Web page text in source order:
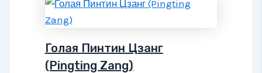
Голая Пинтин Цзанг
(Pingting Zang)